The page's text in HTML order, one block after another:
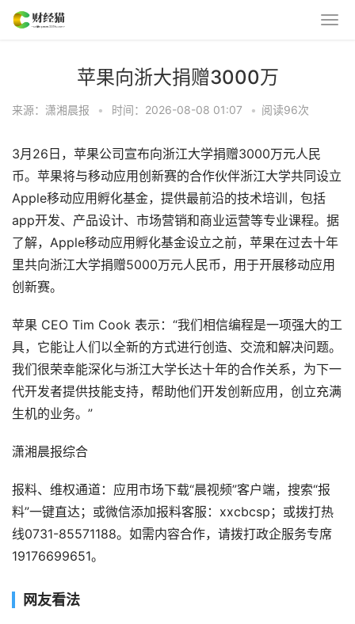
苹果向浙大捐赠3000万
来源：潇湘晨报 • 时间：2026-08-08 01:07 • 阅读96次
3月26日，苹果公司宣布向浙江大学捐赠3000万元人民
币。苹果将与移动应用创新赛的合作伙伴浙江大学共同设立
Apple移动应用孵化基金，提供最前沿的技术培训，包括
app开发、产品设计、市场营销和商业运营等专业课程。据
了解，Apple移动应用孵化基金设立之前，苹果在过去十年
里共向浙江大学捐赠5000万元人民币，用于开展移动应用
创新赛。
苹果 CEO Tim Cook 表示：“我们相信编程是一项强大的工
具，它能让人们以全新的方式进行创造、交流和解决问题。
我们很荣幸能深化与浙江大学长达十年的合作关系，为下一
代开发者提供技能支持，帮助他们开发创新应用，创立充满
生机的业务。”
潇湘晨报综合
报料、维权通道：应用市场下载“晨视频”客户端，搜索“报
料”一键直达；或微信添加报料客服：xxcbcsp；或拨打热
线0731-85571188。如需内容合作，请拨打政企服务专席
19176699651。
网友看法